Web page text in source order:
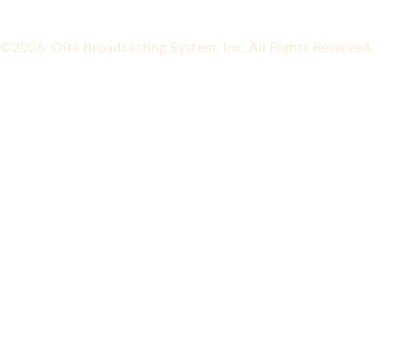
©2026 Oita Broadcasting System, Inc. All Rights Reserved.